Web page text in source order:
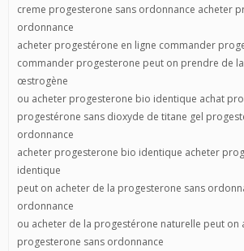
creme progesterone sans ordonnance acheter
ordonnance
acheter progestérone en ligne commander
commander progesterone peut on prendre de
œstrogène
ou acheter progesterone bio identique achat
progestérone sans dioxyde de titane gel
ordonnance
acheter progesterone bio identique acheter
identique
peut on acheter de la progesterone sans
ordonnance
ou acheter de la progestérone naturelle peut on
progesterone sans ordonnance